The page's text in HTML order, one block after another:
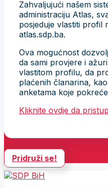
Zahvaljujući našem
administraciju Atlas,
posjeduje vlastiti profil
atlas.sdp.ba.
Ova mogućnost
da sami provjere i
vlastitom profilu, da
plaćenih članarina,
anketama koje
Kliknite ovdje da
Pridruži se!